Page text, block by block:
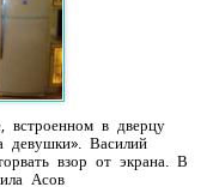
встроенном в дверцу
девушки». Василий
взор от экрана. В
Асов